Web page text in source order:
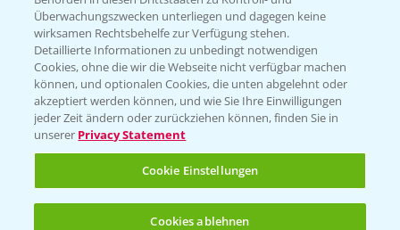
Folgen Sie uns
Überwachungszwecken unterliegen und dagegen keine
wirksamen Rechtsbehelfe zur Verfügung stehen.
Detaillierte Informationen zu unbedingt notwendigen
Cookies, ohne die wir die Webseite nicht verfügbar machen
können, und optionalen Cookies, die unten abgelehnt oder
akzeptiert werden können, und wie Sie Ihre Einwilligungen
jeder Zeit ändern oder zurückziehen können, finden Sie in
unserer Privacy Statement
Cookie Einstellungen
Cookies ablehnen